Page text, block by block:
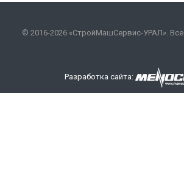
© 2016-2026 «СтройМашСервис-УРАЛ». Все
Разработка сайта: